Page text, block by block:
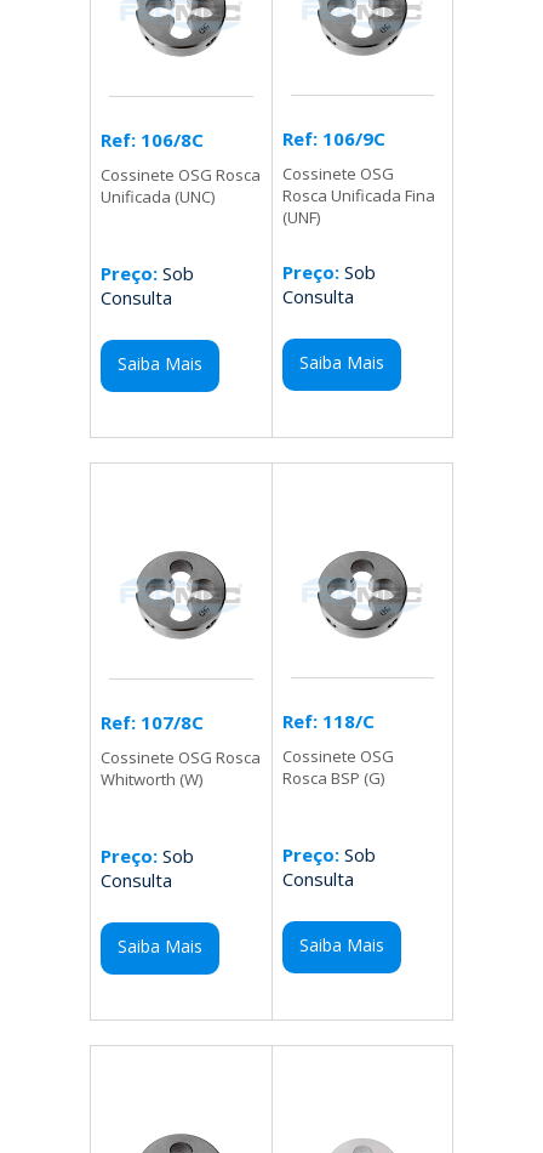
Ref: 106/8C
Cossinete OSG Rosca
Unificada (UNC)
Preço: Sob
Consulta
Saiba Mais
Ref: 106/9C
Cossinete OSG
Rosca Unificada Fina
(UNF)
Preço:Sob
Consulta
Saiba Mais
Ref: 107/8C
Cossinete OSG Rosca
Whitworth (W)
Preço: Sob
Consulta
Saiba Mais
Ref: 118/C
Cossinete OSG
Rosca BSP (G)
Preço:Sob
Consulta
Saiba Mais